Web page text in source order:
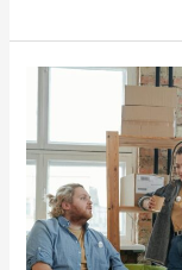
Nieuwe
inschrijving
trainingen
per
januari
2025